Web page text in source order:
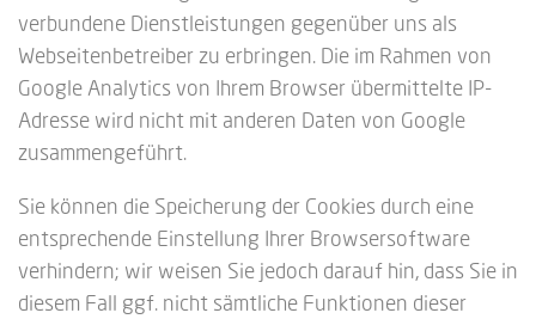
verbundene Dienstleistungen gegenüber uns als
Webseitenbetreiber zu erbringen. Die im Rahmen von
Google Analytics von Ihrem Browser übermittelte IP-
Adresse wird nicht mit anderen Daten von Google
zusammengeführt.
Sie können die Speicherung der Cookies durch eine
entsprechende Einstellung Ihrer Browsersoftware
verhindern; wir weisen Sie jedoch darauf hin, dass Sie in
diesem Fall ggf. nicht sämtliche Funktionen dieser